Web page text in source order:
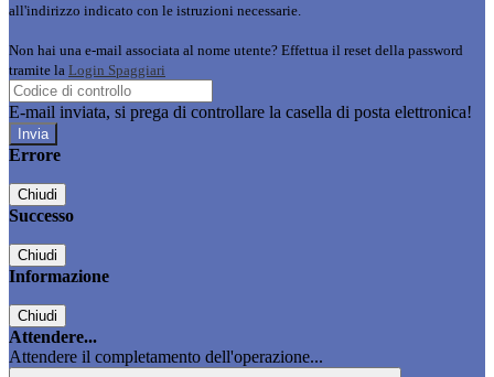
all'indirizzo indicato con le istruzioni necessarie.
Non hai una e-mail associata al nome utente? Effettua il reset della password
tramite la Login Spaggiari
E-mail inviata, si prega di controllare la casella di posta elettronica!
Errore
Chiudi
Successo
Chiudi
Informazione
Chiudi
Attendere...
Attendere il completamento dell'operazione...